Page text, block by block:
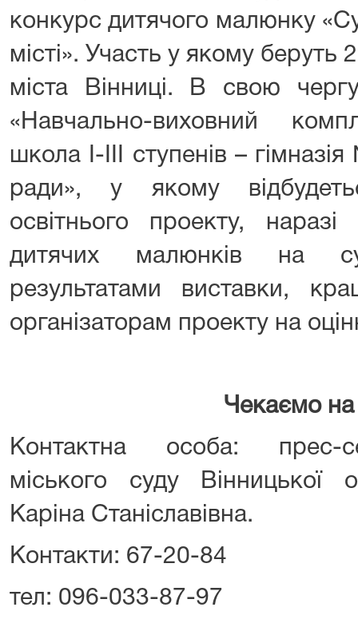
конкурс дитячого малюнку
місті». Участь у якому беруть
міста Вінниці. В свою
«Навчально-виховний
школа I-III ступенів –
ради», у якому
освітнього проекту,
дитячих малюнків на
результатами виставки,
організаторам проекту на
Чекаємо
Контактна особа: прес-
міського суду Вінницької
Каріна Станіславівна.
Контакти: 67-20-84
тел: 096-033-87-97